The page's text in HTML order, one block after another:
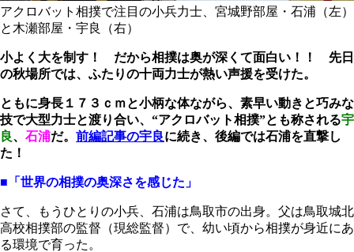
アクロバット相撲で注目の小兵力士、宮城野部屋・石浦（左）
と木瀬部屋・宇良（右）
小よく大を制す！ だから相撲は奥が深くて面白い！！ 先日
の秋場所では、ふたりの十両力士が熱い声援を受けた。
ともに身長１７３ｃｍと小柄な体ながら、素早い動きと巧みな
技で大型力士と渡り合い、“アクロバット相撲”とも称される宇
良、 石浦だ。 前編記事の宇良に続き、後編では石浦を直撃し
た！
■「 世界の相撲の奥深さを感じた」
さて、もうひとりの小兵、石浦は鳥取市の出身。父は鳥取城北
高校相撲部の監督（現総監督）で、幼い頃から相撲が身近にあ
る環境で育った。